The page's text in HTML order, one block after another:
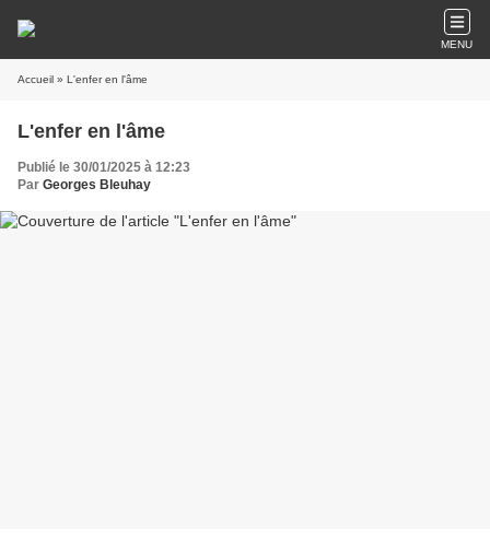
MENU
Accueil » L'enfer en l'âme
L'enfer en l'âme
Publié le 30/01/2025 à 12:23
Par Georges Bleuhay